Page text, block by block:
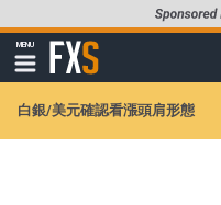
至
要
MENU
顯
示
航
FXStreet
白銀/美元確認看漲頭肩形態